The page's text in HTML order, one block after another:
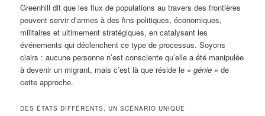
Greenhill dit que les flux de populations au travers des frontières
peuvent servir d’armes à des fins politiques, économiques,
militaires et ultimement stratégiques, en catalysant les
événements qui déclenchent ce type de processus. Soyons
clairs : aucune personne n’est consciente qu’elle a été manipulée
à devenir un migrant, mais c’est là que réside le «génie » de
cette approche.
DES ÉTATS DIFFÉRENTS, UN SCÉNARIO UNIQUE